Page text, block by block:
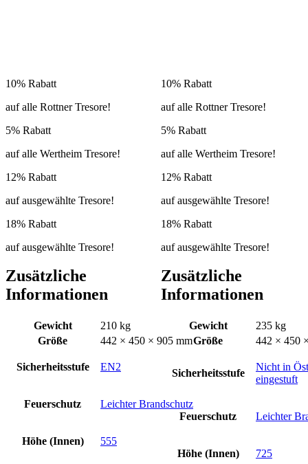
10% Rabatt
auf alle Rottner Tresore!
5% Rabatt
auf alle Wertheim Tresore!
12% Rabatt
auf ausgewählte Tresore!
18% Rabatt
auf ausgewählte Tresore!
Zusätzliche
Informationen
Gewicht
210 kg
Größe
442 × 450 × 905 mm
Sicherheitsstufe EN2
Feuerschutz Leichter Brandschutz
Höhe (Innen) 555
10% Rabatt
auf alle Rottner Tresore!
5% Rabatt
auf alle Wertheim Tresore!
12% Rabatt
auf ausgewählte Tresore!
18% Rabatt
auf ausgewählte Tresore!
Zusätzliche
Informationen
Gewicht
235 kg
Größe
442 × 450
Sicherheitsstufe
Nicht in
eingestuft
Feuerschutz Leichter
Höhe (Innen) 725